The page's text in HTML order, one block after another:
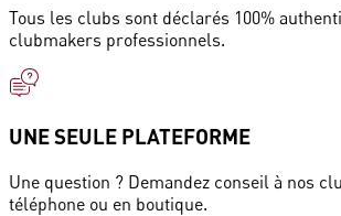
Tous les clubs sont déclarés 100%
clubmakers professionnels.
UNE SEULE PLATEFORME
Une question ? Demandez conseil à nos
téléphone ou en boutique.